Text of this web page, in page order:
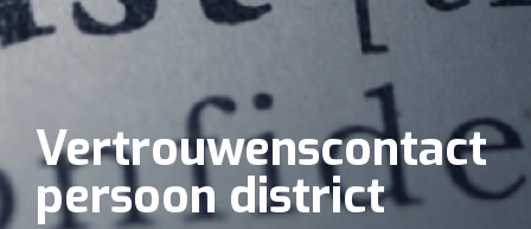
Vertrouwenscontact
persoon district